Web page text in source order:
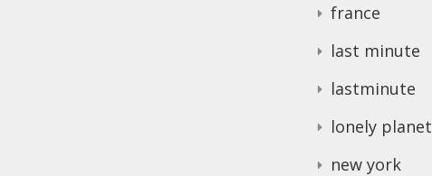
france
last minute
lastminute
lonely planet
new york